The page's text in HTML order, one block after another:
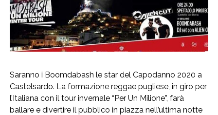
Saranno i Boomdabash le star del Capodanno 2020 a
Castelsardo. La formazione reggae pugliese, in giro per
l’Italiana con il tour invernale “Per Un Milione”, farà
ballare e divertire il pubblico in piazza nell’ultima notte